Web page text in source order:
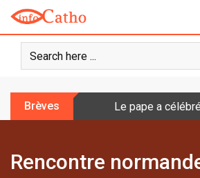
o
Brèves Le pape a
Rencontre